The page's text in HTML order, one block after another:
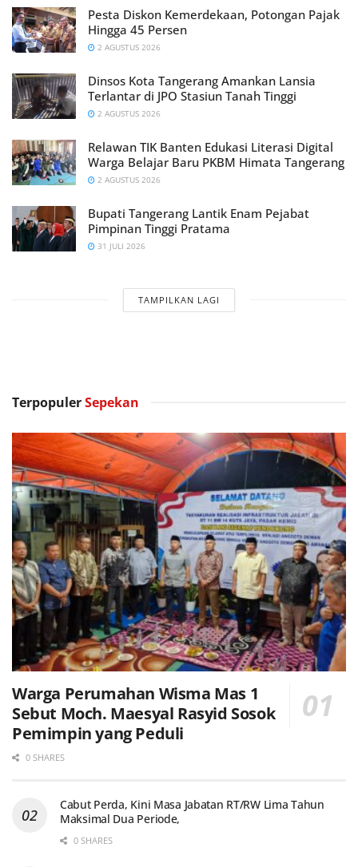
Pesta Diskon Kemerdekaan, Potongan Pajak
Hingga 45 Persen
2 AGUSTUS 2026
Dinsos Kota Tangerang Amankan Lansia
Terlantar di JPO Stasiun Tanah Tinggi
2 AGUSTUS 2026
Relawan TIK Banten Edukasi Literasi Digital
Warga Belajar Baru PKBM Himata Tangerang
2 AGUSTUS 2026
Bupati Tangerang Lantik Enam Pejabat
Pimpinan Tinggi Pratama
31 JULI 2026
TAMPILKAN LAGI
TerpopulerSepekan
Warga Perumahan Wisma Mas 1
Sebut Moch. Maesyal Rasyid Sosok
Pemimpin yang Peduli
0 SHARES
Cabut Perda, Kini Masa Jabatan RT/RW Lima Tahun
Maksimal Dua Periode,
0 SHARES